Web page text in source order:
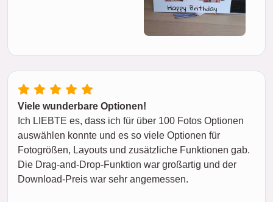
Viele wunderbare Optionen!
Ich LIEBTE es, dass ich für über 100 Fotos Optionen
auswählen konnte und es so viele Optionen für
Fotogrößen, Layouts und zusätzliche Funktionen gab.
Die Drag-and-Drop-Funktion war großartig und der
Download-Preis war sehr angemessen.